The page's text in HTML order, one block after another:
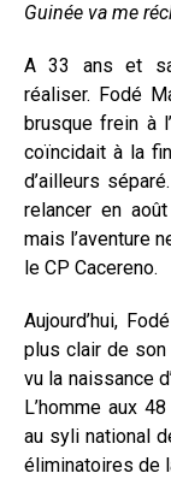
Guinée va me
A 33 ans et
réaliser. Fodé
brusque frein à
coïncidait à la
d’ailleurs
relancer en
mais l’aventure
le CP Cacereno.
Aujourd’hui,
plus clair de son
vu la naissance
L’homme aux
au syli national
éliminatoires de